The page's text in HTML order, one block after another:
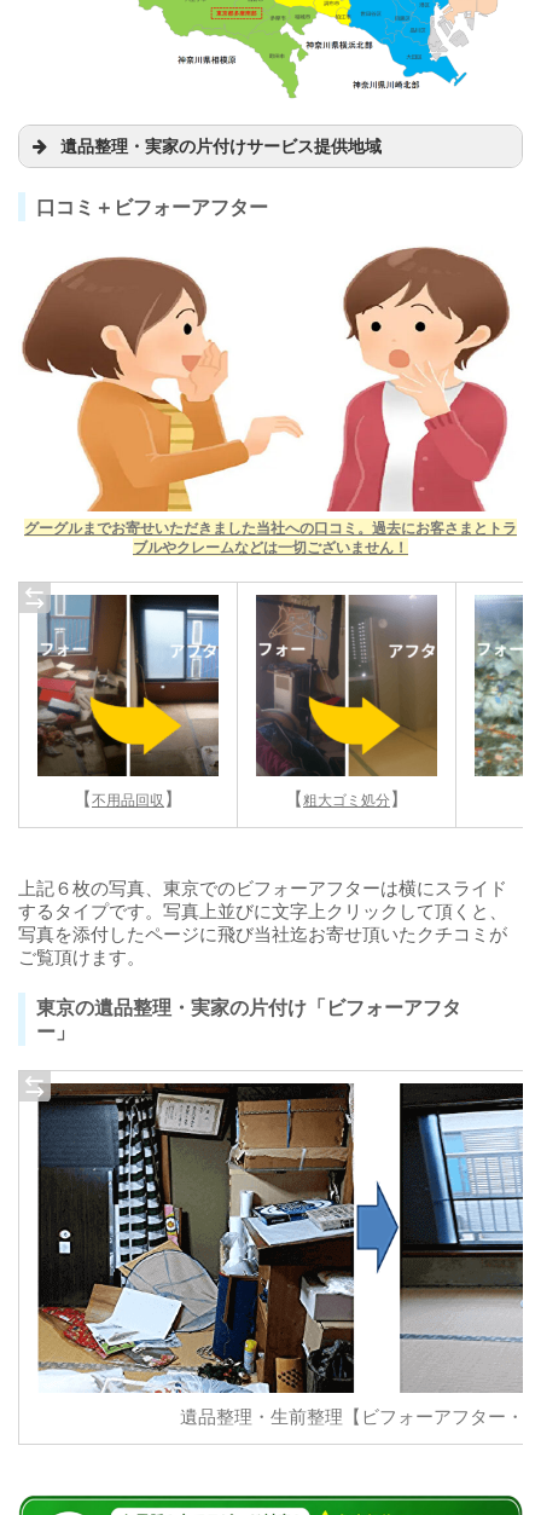
遺品整理・実家の片付けサービス提供地域
口コミ＋ビフォーアフター
グーグルまでお寄せいただきました当社への口コミ。過去にお客さまとトラ
ブルやクレームなどは一切ございません！
【不用品回収 】 【粗大ゴミ処分】
上記６枚の写真、東京でのビフォーアフターは横にスライド
するタイプです。写真上並びに文字上クリックして頂くと、
写真を添付したページに飛び当社迄お寄せ頂いたクチコミが
ご覧頂けます。
東京の遺品整理・実家の片付け「ビフォーアフタ
ー」
遺品整理・生前整理【ビフォーアフター・